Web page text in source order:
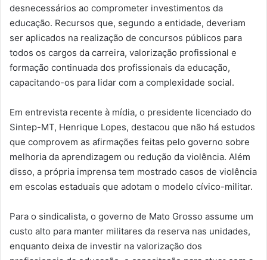
desnecessários ao comprometer investimentos da
educação. Recursos que, segundo a entidade, deveriam
ser aplicados na realização de concursos públicos para
todos os cargos da carreira, valorização profissional e
formação continuada dos profissionais da educação,
capacitando-os para lidar com a complexidade social.
Em entrevista recente à mídia, o presidente licenciado do
Sintep-MT, Henrique Lopes, destacou que não há estudos
que comprovem as afirmações feitas pelo governo sobre
melhoria da aprendizagem ou redução da violência. Além
disso, a própria imprensa tem mostrado casos de violência
em escolas estaduais que adotam o modelo cívico-militar.
Para o sindicalista, o governo de Mato Grosso assume um
custo alto para manter militares da reserva nas unidades,
enquanto deixa de investir na valorização dos